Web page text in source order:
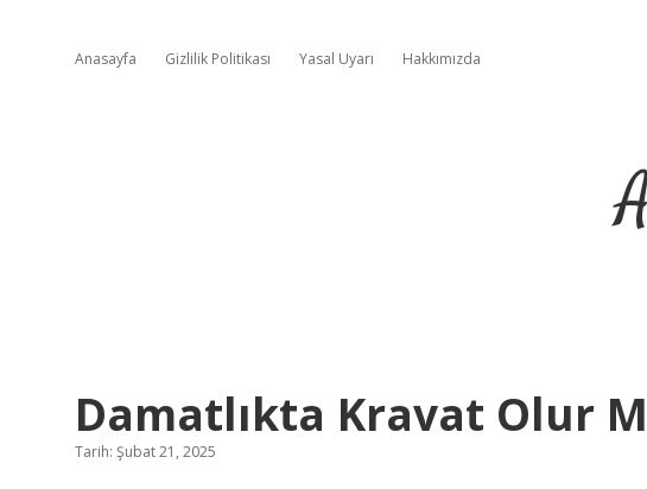
Anasayfa Gizlilik Politikası Yasal Uyarı Hakkımızda
Damatlıkta Kravat Olur
Tarih: Şubat 21, 2025